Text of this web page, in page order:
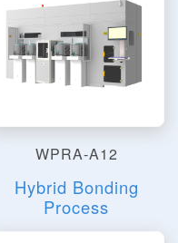
WPRA-A12
Hybrid Bonding
Process